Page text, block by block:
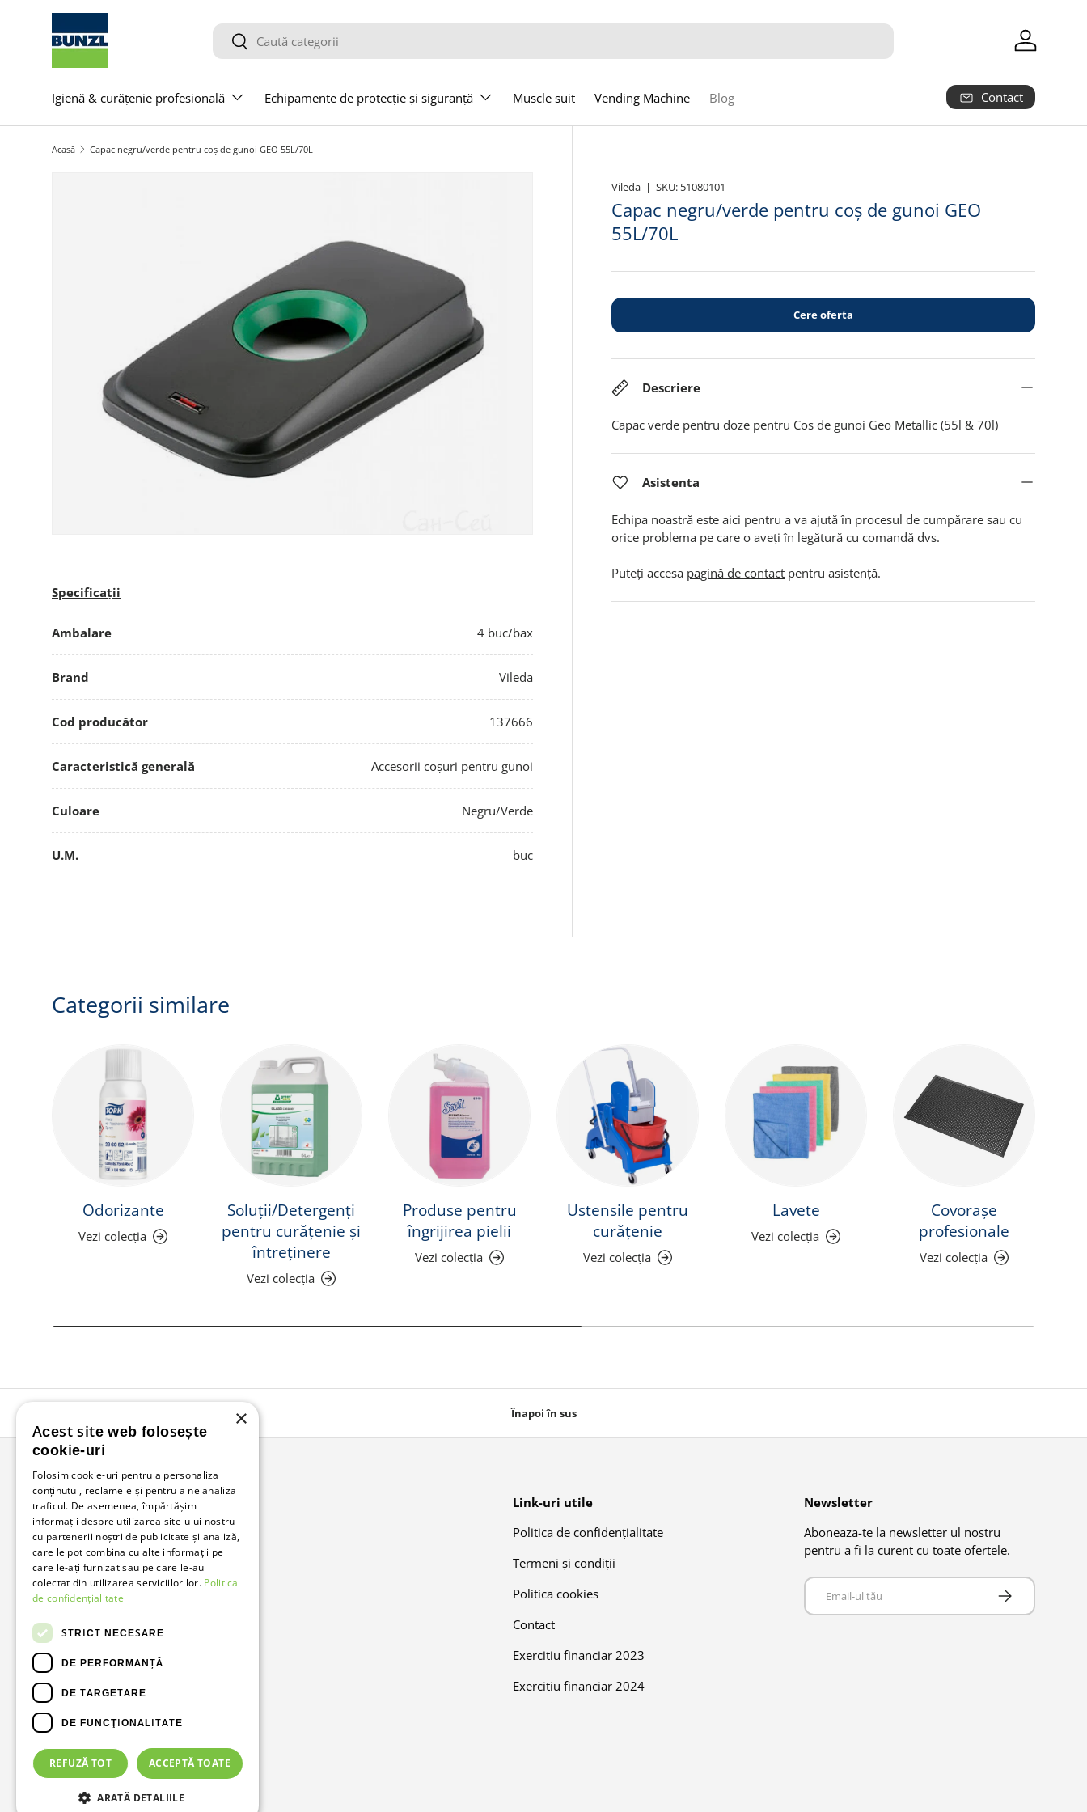
Salt la conținut Caută
Caută
Igienă & curățenie profesională Echipamente de protecție și siguranță Muscle suit Vending Machine Blog Contact
Acasă Capac negru/verde pentru coș de gunoi GEO 55L/70L
Vileda |SKU: 51080101
Capac negru/verde pentru coș de gunoi GEO
55L/70L
Cere oferta
Descriere
Capac verde pentru doze pentru Cos de gunoi Geo Metallic (55l & 70l)
Asistenta
Echipa noastră este aici pentru a va ajută în procesul de cumpărare sau cu
orice problema pe care o aveți în legătură cu comandă dvs.
Puteți accesa pagină de contact pentru asistență.
Specificații
Ambalare 4 buc/bax
Brand Vileda
Cod producător 137666
Caracteristică generală Accesorii coșuri pentru gunoi
Culoare Negru/Verde
U.M. buc
Categorii similare
Odorizante
Vezi colecția
Soluții/Detergenți
pentru curățenie și
întreținere
Vezi colecția
Produse pentru
îngrijirea pielii
Vezi colecția
Ustensile pentru
curățenie
Vezi colecția
Lavete
Vezi colecția
Covorașe
profesionale
Vezi colecția
Înapoi în sus
Bunzl Romania
Soluții complete pentru afacerea ta.
FacebookLinkedIn
Link-uri utile
Politica de confidențialitate
Termeni și condiții
Politica cookies
Contact
Exercitiu financiar 2023
Exercitiu financiar 2024
Newsletter
Aboneaza-te la newsletter ul nostru
pentru a fi la curent cu toate ofertele.
Email Abonează-te
×
Acest site web folosește
cookie-uri
Folosim cookie-uri pentru a personaliza
conținutul, reclamele și pentru a ne analiza
traficul. De asemenea, împărtășim
informații despre utilizarea site-ului nostru
cu partenerii noștri de publicitate și analiză,
care le pot combina cu alte informații pe
care le-ați furnizat sau pe care le-au
colectat din utilizarea serviciilor lor. Politica
de confidențialitate
STRICT NECESARE
DE PERFORMANȚĂ
DE TARGETARE
DE FUNCŢIONALITATE
ACCEPTĂ TOATE
REFUZĂ TOT
ARATĂ DETALIILE